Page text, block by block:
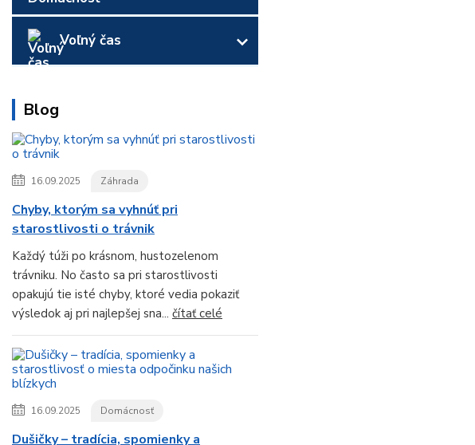
Voľný čas
Blog
16.09.2025 Záhrada
Chyby, ktorým sa vyhnúť pri
starostlivosti o trávnik
Každý túži po krásnom, hustozelenom
trávniku. No často sa pri starostlivosti
opakujú tie isté chyby, ktoré vedia pokaziť
výsledok aj pri najlepšej sna... čítať celé
16.09.2025 Domácnosť
Dušičky – tradícia, spomienky a